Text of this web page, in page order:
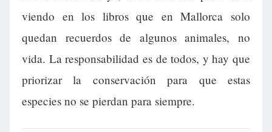
viendo en los libros que en Mallorca solo
quedan recuerdos de algunos animales, no
vida. La responsabilidad es de todos, y hay que
priorizar la conservación para que estas
especies no se pierdan para siempre.